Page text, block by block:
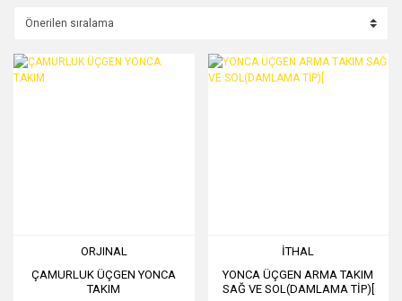
ORJINAL
ÇAMURLUK ÜÇGEN YONCA
TAKIM
İTHAL
YONCA ÜÇGEN ARMA TAKIM
SAĞ VE SOL(DAMLAMA TİP)[